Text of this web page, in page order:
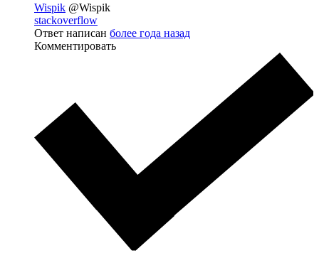
Wispik @Wispik
stackoverflow
Ответ написан более года назад
Комментировать